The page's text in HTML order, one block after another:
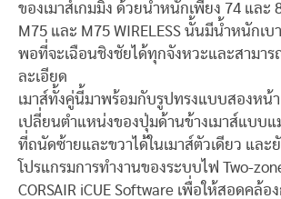
ของเมาส์เกมมิ่ง ด้วยน้ำหนักเพียง 74 และ
M75 และ M75 WIRELESS นั้นมีน้ำหนักเ
พอที่จะเฉือนชิงชัยได้ทุกจังหวะและสามาร
ละเอียด
เมาส์ทั้งคู่นี้มาพร้อมกับรูปทรงแบบสองหน้
เปลี่ยนตำแหน่งของปุ่มด้านข้างเมาส์แบบแ
ที่ถนัดซ้ายและขวาได้ในเมาส์ตัวเดียว และ
โปรแกรมการทำงานของระบบไฟ Two-
CORSAIR iCUE Software เพื่อให้สอดคล้